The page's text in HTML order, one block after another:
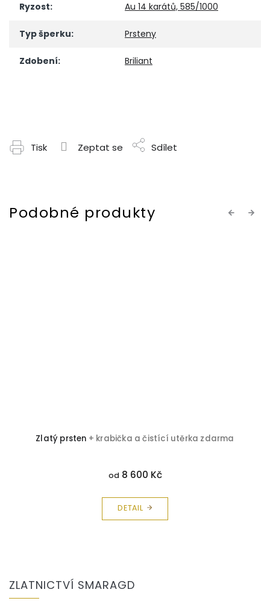
Ryzost: Au 14 karátů, 585/1000
Typ šperku: Prsteny
Zdobení: Briliant
Tisk Zeptat se Sdílet
Previous
Zlatý prsten + krabička a čistící utěrka zdarma
od8 600 Kč
DETAIL
Next
ZLATNICTVÍ SMARAGD